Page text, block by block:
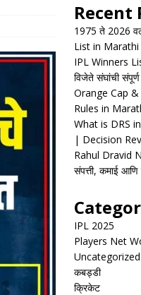
Recent
1975 ते 2026
List in
IPL Winners
विजेते संघांची
Orange Cap
Rules in
What is DRS
| Decision
Rahul Dravid
संपत्ती, कमाई
IPL 2025
Players Net
Uncategorized
कबड्डी
क्रिकेट